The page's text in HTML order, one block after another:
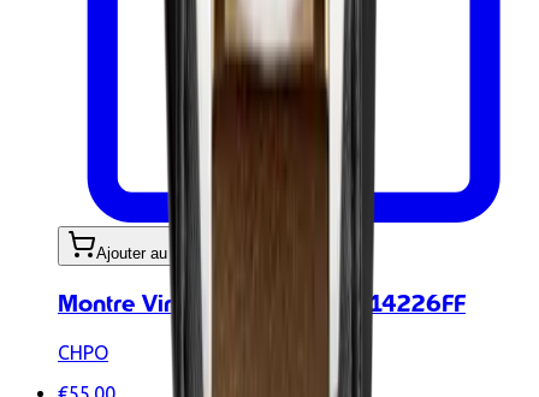
Ajouter au panier
Montre Vintage World Gold 14226FF
CHPO